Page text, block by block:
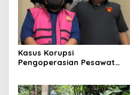
Kasus Korupsi
Pengoperasian Pesawat
Tersangka